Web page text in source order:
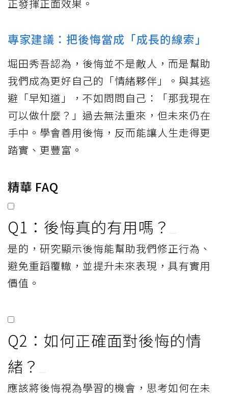
正發揮正面效果。
專家建議：把後悔當成「成長的線索」
堀田秀吾認為，後悔並不是敵人，而是幫助
我們成為更好自己的「情緒夥伴」。與其逃
避「早知道」，不如問問自己：「那我現在
可以做什麼？」過去無法重來，但未來仍在
手中。學會善用後悔，反而能讓人生走得更
踏實、更豐富。
精華 FAQ
Q1：後悔真的有用嗎？
是的，研究顯示後悔能幫助我們修正行為、
避免重蹈覆轍，並提升未來表現，具有實用
價值。
Q2：如何正確面對後悔的情
緒？
應該將後悔視為學習的機會，思考如何在未